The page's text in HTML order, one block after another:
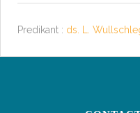
Predikant : ds. L.